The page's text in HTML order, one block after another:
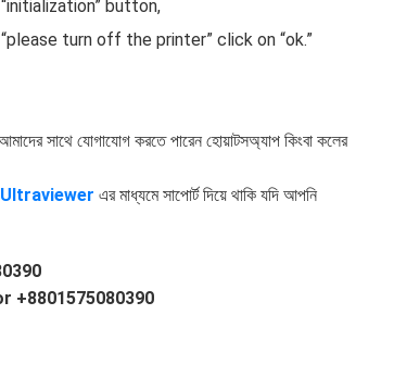
button,
turn off the printer” click on “ok.”
সাথে যোগাযোগ করতে পারেন হোয়াটসঅ্যাপ কিংবা কলের
Ultraviewer এর মাধ্যমে সাপোর্ট দিয়ে থাকি যদি আপনি
+8801575080390